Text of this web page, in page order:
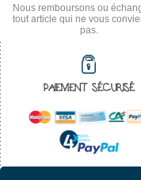
Nous remboursons ou
tout article qui ne vous
pas.
PAIEMENT SÉCURISÉ